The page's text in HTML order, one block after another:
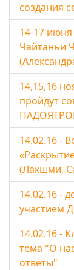
создания
14-17
Чайтаньи
14,15,16
пройдут
14.02.16 -
(Лакшми,
14.02.16 -
участием
14.02.16 -
тема "О
ответы"